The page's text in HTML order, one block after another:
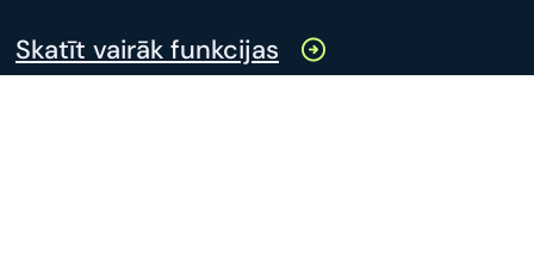
Skatīt vairāk funkcijas